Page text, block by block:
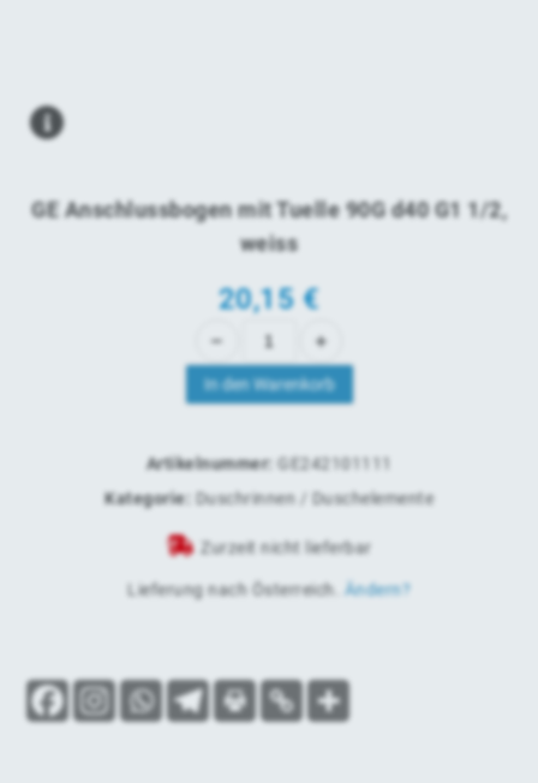
GE Anschlussbogen mit Tuelle 90G d40 G1 1/2,
weiss
20,15€
In den Warenkorb
Artikelnummer:
GE242101111
Kategorie:
Duschrinnen / Duschelemente
Zurzeit nicht lieferbar
Lieferung nach Österreich Ändern?